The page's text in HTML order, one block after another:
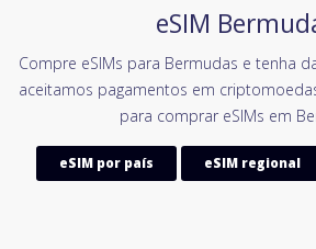
eSIM
Compre eSIMs para Bermudas e tenha
aceitamos pagamentos em
para comprar eSIMs em
eSIM por país eSIM regional